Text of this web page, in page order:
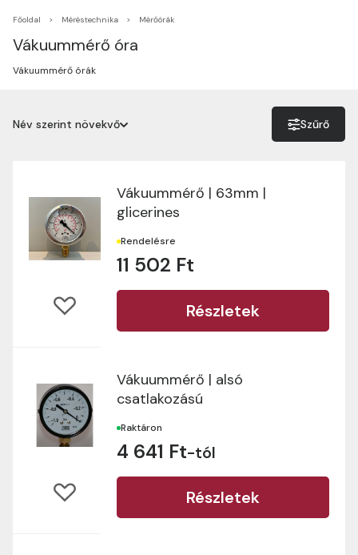
Főoldal Méréstechnika Mérőórák
Vákuummérő óra
Vákuummérő órák
Név szerint növekvő
Ár szerint növekvő
Ár szerint csökkenő
Szűrő
Vákuummérő | 63mm |
glicerines
Rendelésre
11 502 Ft
Részletek
Vákuummérő | alsó
csatlakozású
Raktáron
4 641 Ft-tól
Részletek